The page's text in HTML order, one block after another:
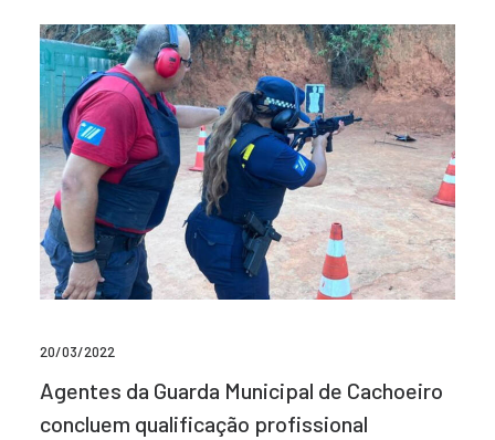
20/03/2022
Agentes da Guarda Municipal de Cachoeiro
concluem qualificação profissional